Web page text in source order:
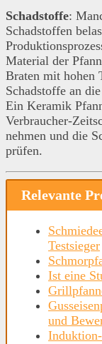
Schadstoffe:
Schadstoffen
Material der
Braten mit hohen
Schadstoffe an
Ein Keramik
Verbraucher-
nehmen und die
prüfen.
Relevante
Testsieger
Ist eine
und